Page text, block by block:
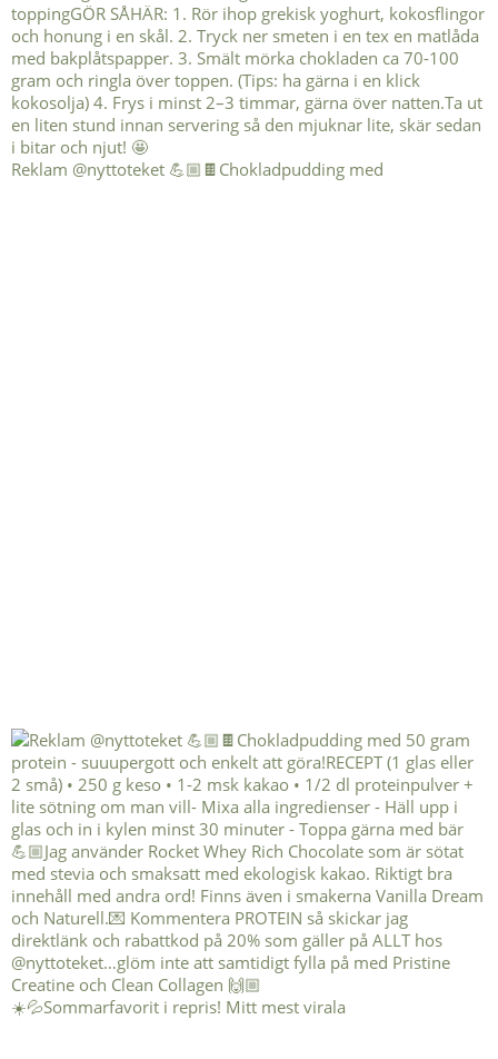
Reklam @nyttoteket 💪🏼🍫Chokladpudding med
☀️💦Sommarfavorit i repris! Mitt mest virala